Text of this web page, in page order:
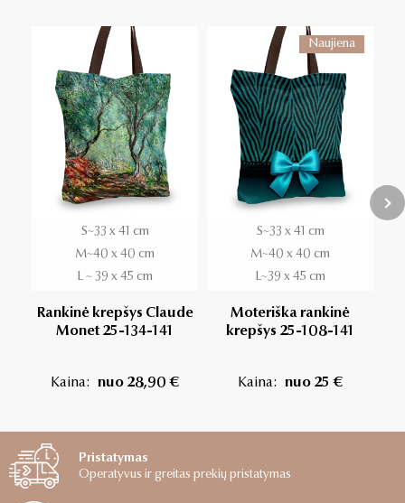
S~33 x 41 cm
M~40 x 40 cm
L ~ 39 x 45 cm
Rankinė krepšys Claude
Monet 25-134-141
Kaina: nuo 28,90 €
Naujiena
S~33 x 41 cm
M~40 x 40 cm
L~39 x 45 cm
Moteriška rankinė
krepšys 25-108-141
Kaina: nuo 25 €
Pristatymas
Operatyvus ir greitas prekių pristatymas